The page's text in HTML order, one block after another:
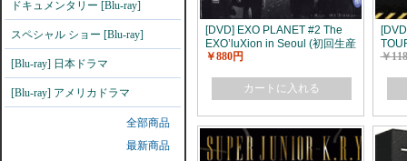
ドキュメンタリー [Blu-ray]
スペシャル ショー [Blu-ray]
[Blu-ray] 日本ドラマ
[Blu-ray] アメリカドラマ
全部商品
最新商品
[DVD] EXO PLANET #2 The
EXO’luXion in Seoul (初回生産
限定版)
￥880円
カートに入れる
￥